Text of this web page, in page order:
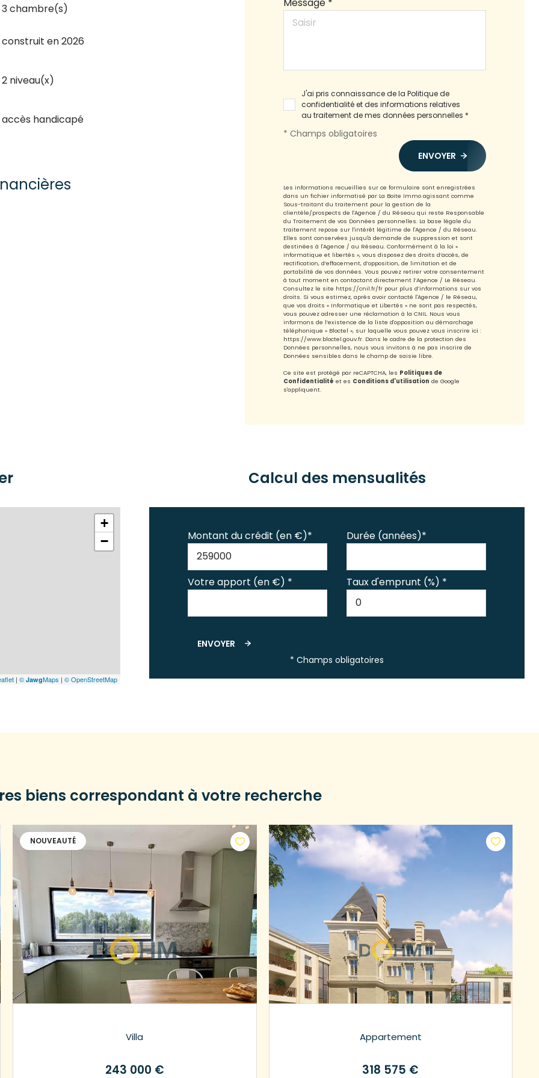
3 chambre(s)
construit en 2026
2 niveau(x)
accès handicapé
J'ai pris connaissance de la Politique de
confidentialité et des informations relatives
au traitement de mes données personnelles *
* Champs obligatoires
ENVOYER
Les informations recueillies sur ce formulaire sont enregistrées
dans un fichier informatisé par La Boite Immo agissant comme
Sous-traitant du traitement pour la gestion de la
clientèle/prospects de l'Agence / du Réseau qui reste Responsable
du Traitement de vos Données personnelles. La base légale du
traitement repose sur l'intérêt légitime de l'Agence / du Réseau.
Elles sont conservées jusqu'à demande de suppression et sont
destinées à l'Agence / au Réseau. Conformément à la loi «
informatique et libertés », vous disposez des droits d’accès, de
rectification, d’effacement, d’opposition, de limitation et de
portabilité de vos données. Vous pouvez retirer votre consentement
à tout moment en contactant directement l’Agence / Le Réseau.
Consultez le site https://cnil.fr/frpour plus d’informations sur vos
droits. Si vous estimez, après avoir contacté l'Agence / le Réseau,
que vos droits « Informatique et Libertés » ne sont pas respectés,
vous pouvez adresser une réclamation à la CNIL. Nous vous
informons de l’existence de la liste d'opposition au démarchage
téléphonique « Bloctel », sur laquelle vous pouvez vous inscrire ici :
https://www.bloctel.gouv.fr. Dans le cadre de la protection des
Données personnelles, nous vous invitons à ne pas inscrire de
Données sensibles dans le champ de saisie libre.
Ce site est protégé par reCAPTCHA, les Politiques de
Confidentialité et es Conditions d'utilisation de Google
s'appliquent.
+
−
| © JawgMaps | © OpenStreetMap
Calcul des mensualités
Montant du crédit (en €)* Durée (années)*
Votre apport (en €) * Taux d'emprunt (%) *
ENVOYER
* Champs obligatoires
biens correspondant à votre recherche
NOUVEAUTÉ
Villa
243 000 €
Appartement
318 575 €